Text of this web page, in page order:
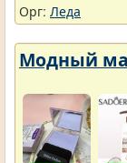
Орг: Леда
Модный